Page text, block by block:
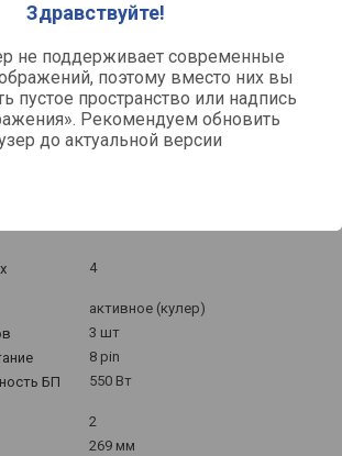
Здравствуйте!
не поддерживает современные
поэтому вместо них вы
пустое пространство или надпись
Рекомендуем обновить
до актуальной версии
1 шт
v.2.1
4
активное (кулер)
3 шт
8 pin
БП
550 Вт
2
269 мм